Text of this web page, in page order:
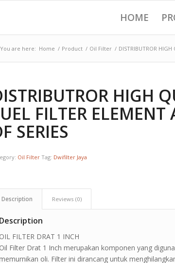
HOME
You are here: Home / Product / Oil Filter / DISTRIBUTROR HIGH
HIGH
FILTER
SERIES
Oil Filter Tag: Dwifilter Jaya
Description Reviews (0)
Description
OIL FILTER DRAT 1 INCH
Oil Filter Drat 1 Inch merupakan komponen yang
oli. Filter ini dirancang untuk